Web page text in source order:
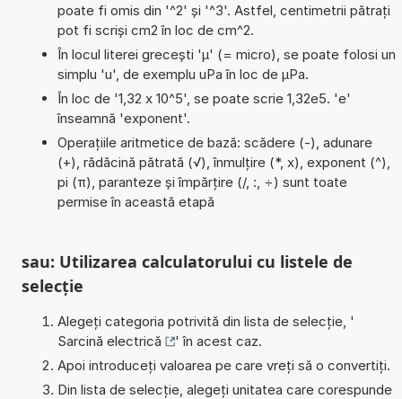
poate fi omis din '^2' și '^3'. Astfel, centimetrii pătrați
pot fi scriși cm2 în loc de cm^2.
În locul literei grecești 'µ' (= micro), se poate folosi un
simplu 'u', de exemplu uPa în loc de µPa.
În loc de '1,32 x 10^5', se poate scrie 1,32e5. 'e'
înseamnă 'exponent'.
Operațiile aritmetice de bază: scădere (-), adunare
(+), rădăcină pătrată (√), înmulțire (*, x), exponent (^),
pi (π), paranteze și împărțire (/, :, ÷) sunt toate
permise în această etapă
sau: Utilizarea calculatorului cu listele de
selecție
Alegeți categoria potrivită din lista de selecție, '
Sarcină electrică
' în acest caz.
Apoi introduceți valoarea pe care vreți să o convertiți.
Din lista de selecție, alegeți unitatea care corespunde